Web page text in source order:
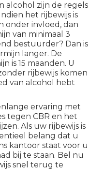
alcohol zijn de regels
het rijbewijs is
onder invloed , dan
van minimaal 3
bestuurder? Dan is
langer. De
is 15 maanden. U
rijbewijs komen
van alcohol hebt
ervaring met
tegen CBR en het
Als uw rijbewijs is
belang dat u
kantoor staat voor u
bij te staan. Bel nu
snel terug te